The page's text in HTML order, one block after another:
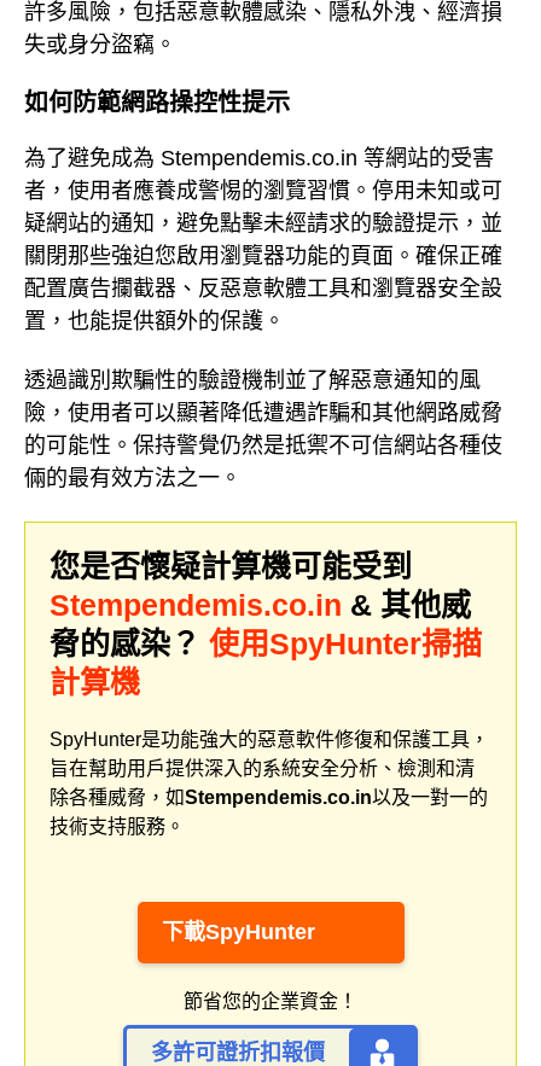
許多風險，包括惡意軟體感染、隱私外洩、經濟損
失或身分盜竊。
如何防範網路操控性提示
為了避免成為 Stempendemis.co.in 等網站的受害
者，使用者應養成警惕的瀏覽習慣。停用未知或可
疑網站的通知，避免點擊未經請求的驗證提示，並
關閉那些強迫您啟用瀏覽器功能的頁面。確保正確
配置廣告攔截器、反惡意軟體工具和瀏覽器安全設
置，也能提供額外的保護。
透過識別欺騙性的驗證機制並了解惡意通知的風
險，使用者可以顯著降低遭遇詐騙和其他網路威脅
的可能性。保持警覺仍然是抵禦不可信網站各種伎
倆的最有效方法之一。
您是否懷疑計算機可能受到
Stempendemis.co.in & 其他威
脅的感染？ 使用SpyHunter掃描
計算機
SpyHunter是功能強大的惡意軟件修復和保護工具，
旨在幫助用戶提供深入的系統安全分析、檢測和清
除各種威脅，如Stempendemis.co.in以及一對一的
技術支持服務。
下載SpyHunter
節省您的企業資金！
多許可證折扣報價